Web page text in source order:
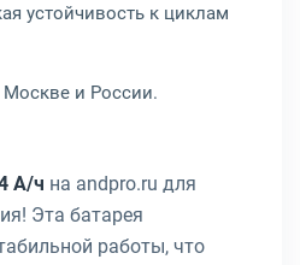
устойчивость к циклам
и России.
А/ч на andpro.ru для
Эта батарея
работы, что